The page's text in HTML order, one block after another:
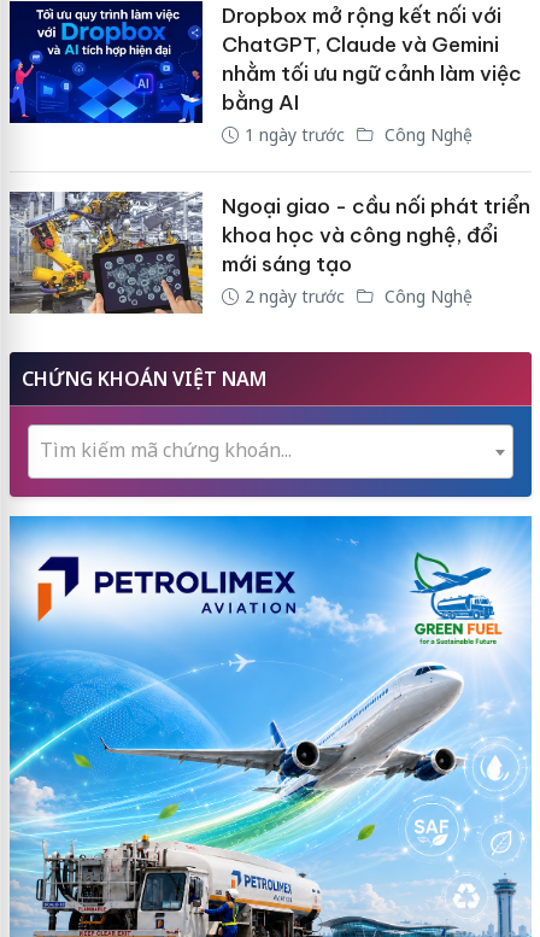
Dropbox mở rộng kết nối với
ChatGPT, Claude và Gemini
nhằm tối ưu ngữ cảnh làm việc
bằng AI
1 ngày trước Công Nghệ
Ngoại giao - cầu nối phát triển
khoa học và công nghệ, đổi
mới sáng tạo
2 ngày trước Công Nghệ
CHỨNG KHOÁN VIỆT NAM
Tìm kiếm mã chứng khoán...